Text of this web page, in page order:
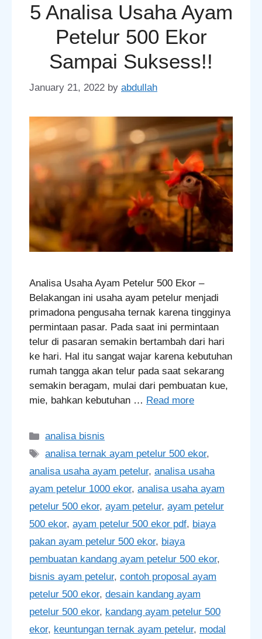
5 Analisa Usaha Ayam
Petelur 500 Ekor
Sampai Suksess!!
January 21, 2022 by abdullah
Analisa Usaha Ayam Petelur 500 Ekor –
Belakangan ini usaha ayam petelur menjadi
primadona pengusaha ternak karena tingginya
permintaan pasar. Pada saat ini permintaan
telur di pasaran semakin bertambah dari hari
ke hari. Hal itu sangat wajar karena kebutuhan
rumah tangga akan telur pada saat sekarang
semakin beragam, mulai dari pembuatan kue,
mie, bahkan kebutuhan … Read more
Categories
analisa bisnis
Tags
analisa ternak ayam petelur 500 ekor,
analisa usaha ayam petelur, analisa usaha
ayam petelur 1000 ekor, analisa usaha ayam
petelur 500 ekor, ayam petelur, ayam petelur
500 ekor, ayam petelur 500 ekor pdf, biaya
pakan ayam petelur 500 ekor, biaya
pembuatan kandang ayam petelur 500 ekor,
bisnis ayam petelur, contoh proposal ayam
petelur 500 ekor, desain kandang ayam
petelur 500 ekor, kandang ayam petelur 500
ekor, keuntungan ternak ayam petelur, modal